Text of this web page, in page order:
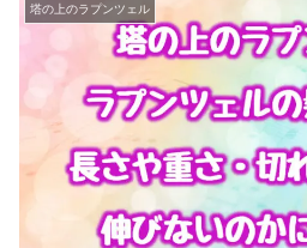
塔の上のラプンツェル